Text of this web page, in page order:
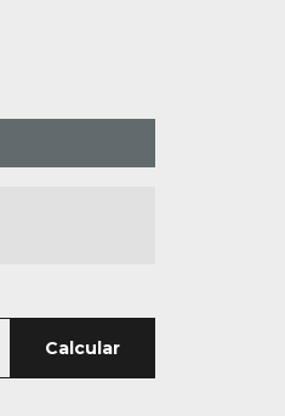
Calcular